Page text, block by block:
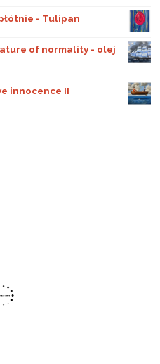
- Tulipan
of normality - olej
innocence II